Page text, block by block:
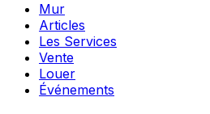
Mur
Articles
Les Services
Vente
Louer
Événements